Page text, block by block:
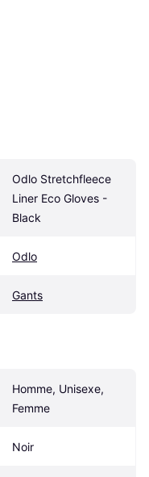
Odlo Stretchfleece
Liner Eco Gloves -
Black
Odlo
Gants
Homme, Unisexe,
Femme
Noir